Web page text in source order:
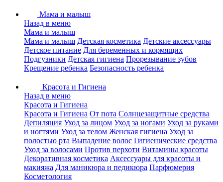
Мама и малыш
Назад в меню
Мама и малыш
Мама и малыш Детская косметика Детские аксессуары
Детское питание Для беременных и кормящих
Подгузники Детская гигиена Прорезывание зубов
Крещение ребенка Безопасность ребенка
Красота и Гигиена
Назад в меню
Красота и Гигиена
Красота и Гигиена От пота Солнцезащитные средства
Депиляция Уход за лицом Уход за ногами Уход за руками
и ногтями Уход за телом Женская гигиена Уход за
полостью рта Выпадение волос Гигиенические средства
Уход за волосами Против перхоти Витамины красоты
Декоративная косметика Аксессуары для красоты и
макияжа Для маникюра и педикюра Парфюмерия
Косметология